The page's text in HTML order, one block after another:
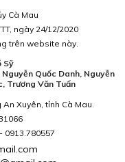
Cà Mau
ngày 24/12/2020
trên website này.
Sỹ
Quốc Danh, Nguyễn
Trương Văn Tuấn
Xuyên, tỉnh Cà Mau.
0913.780557